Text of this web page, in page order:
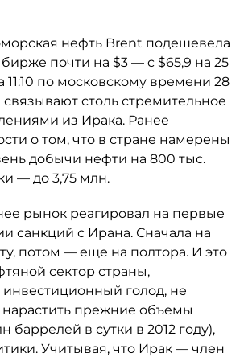
нефть Brent подешевела
почти на $3 — c $65,9 на 25
11:10 по московскому времени 28
столь стремительное
из Ирака. Ранее
о том, что в стране намерены
добычи нефти на 800 тыс.
— до 3,75 млн.
рынок реагировал на первые
санкций с Ирана. Сначала на
потом — еще на полтора. И это
сектор страны,
голод, не
прежние объемы
баррелей в сутки в 2012 году),
Учитывая, что Ирак — член